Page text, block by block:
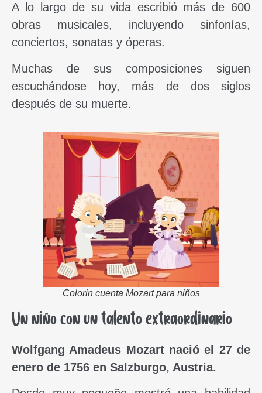
A lo largo de su vida escribió más de 600
obras musicales, incluyendo sinfonías,
conciertos, sonatas y óperas.
Muchas de sus composiciones siguen
escuchándose hoy, más de dos siglos
después de su muerte.
Colorin cuenta Mozart para niños
Un niño con un talento extraordinario
Wolfgang Amadeus Mozart nació el 27 de
enero de 1756 en Salzburgo, Austria.